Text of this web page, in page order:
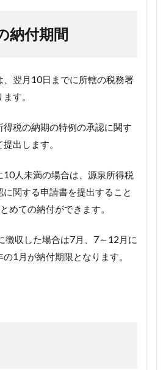
納付期間
、翌月10日までに所轄の税務署
す。
得税の納期の特例の承認に関す
出します。
10人未満の場合は、源泉所得税
関する申請書を提出すること
めての納付ができます。
徴収した場合は7月、7～12月に
1月が納付期限となります。